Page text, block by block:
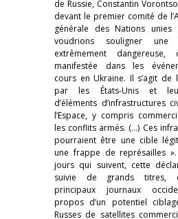
de Russie, Constantin
devant le premier comité de
générale des Nations
voudrions souligner une
extrêmement dangereuse,
manifestée dans les
cours en Ukraine. Il s’agit de
par les États-Unis et
d’éléments d’infrastructures
l’Espace, y compris
les conflits armés. (…) Ces
pourraient être une cible
une frappe de représailles
jours qui suivent, cette
suivie de grands titres,
principaux journaux
propos d’un potentiel
Russes de satellites